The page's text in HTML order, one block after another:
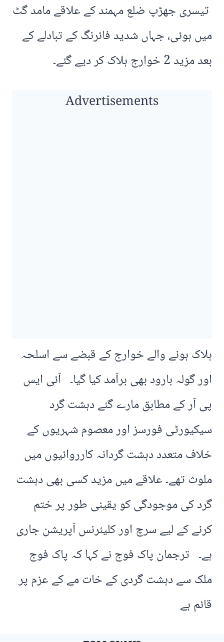
تیسری جھڑپ ضلع مہمند کے علاقے مامد گٹ
میں ہوئی، جہاں شدید فائرنگ کے تبادلے کے
بعد مزید 2 خوارج ہلاک کر دیے گئے۔
Advertisements
ہلاک ہونے والے خوارج کے قبضے سے اسلحہ
اور گولہ بارود بھی برآمد کیا گیا۔ آئی ایس
پی آر کے مطابق مارے گئے دہشت گرد
سیکیورٹی فورسز اور معصوم شہریوں کے
خلاف متعدد دہشت گردانہ کارروائیوں میں
ملوث تھے۔ علاقے میں مزید کسی بھی دہشت
گرد کی موجودگی کو یقینی طور پر ختم
کرنے کے لیے سرچ اور کلیئرنس آپریشن جاری
ہے۔ ترجمان پاک فوج نے کہا کہ پاک فوج
ملک سے دہشت گردی کے خات مے کے عزم پر
قائم ہے